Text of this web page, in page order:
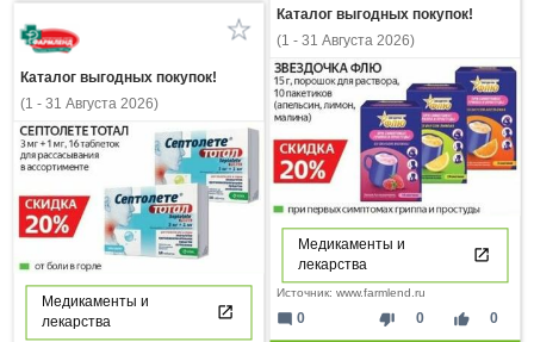
Каталог выгодных покупок!
(1 - 31 Августа 2026)
Медикаменты и
лекарства
Источник: www.farmlend.ru
thumb_down 0 thumb_up 0
mode_comment 0
Каталог выгодных покупок!
(1 - 31 Августа 2026)
Медикаменты и
лекарства